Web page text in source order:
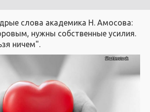
слова академика Н. Амосова:
нужны собственные усилия.
ничем".